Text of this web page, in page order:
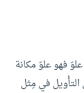
فهو علوّ مكانة
في مِثل